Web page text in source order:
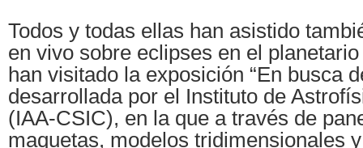
Todos y todas ellas han asistido
en vivo sobre eclipses en el
han visitado la exposición “En busca
desarrollada por el Instituto de
(IAA-CSIC), en la que a través de
maquetas, modelos tridimensionales